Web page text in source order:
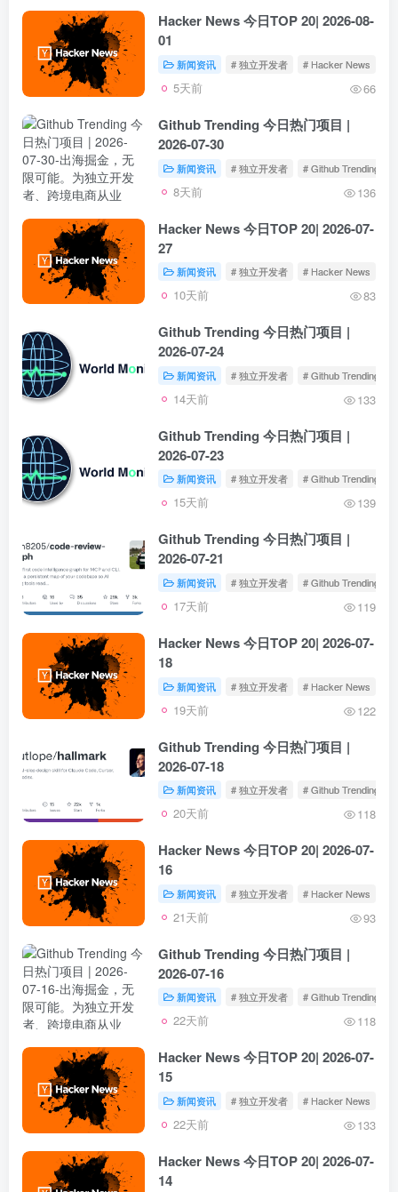
Hacker News 今日TOP 20| 2026-08-
01
新闻资讯 # 独立开发者 # Hacker News
5天前 66
Github Trending 今日热门项目 |
2026-07-30
新闻资讯 # 独立开发者 # Github Trending
8天前 136
Hacker News 今日TOP 20| 2026-07-
27
新闻资讯 # 独立开发者 # Hacker News
10天前 83
Github Trending 今日热门项目 |
2026-07-24
新闻资讯 # 独立开发者 # Github Trending
14天前 133
Github Trending 今日热门项目 |
2026-07-23
新闻资讯 # 独立开发者 # Github Trending
15天前 139
Github Trending 今日热门项目 |
2026-07-21
新闻资讯 # 独立开发者 # Github Trending
17天前 119
Hacker News 今日TOP 20| 2026-07-
18
新闻资讯 # 独立开发者 # Hacker News
19天前 122
Github Trending 今日热门项目 |
2026-07-18
新闻资讯 # 独立开发者 # Github Trending
20天前 118
Hacker News 今日TOP 20| 2026-07-
16
新闻资讯 # 独立开发者 # Hacker News
21天前 93
Github Trending 今日热门项目 |
2026-07-16
新闻资讯 # 独立开发者 # Github Trending
22天前 118
Hacker News 今日TOP 20| 2026-07-
15
新闻资讯 # 独立开发者 # Hacker News
22天前 133
Hacker News 今日TOP 20| 2026-07-
14